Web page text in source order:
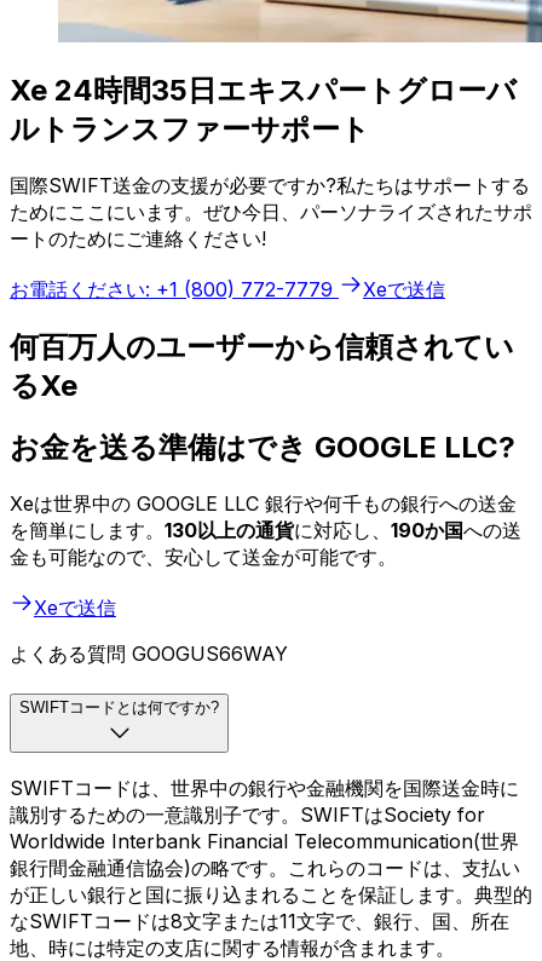
Xe 24時間35日エキスパートグローバ
ルトランスファーサポート
国際SWIFT送金の支援が必要ですか?私たちはサポートする
ためにここにいます。ぜひ今日、パーソナライズされたサポ
ートのためにご連絡ください!
お電話ください: +1 (800) 772-7779 Xeで送信
何百万人のユーザーから信頼されてい
るXe
お金を送る準備はでき GOOGLE LLC?
Xeは世界中の GOOGLE LLC 銀行や何千もの銀行への送金
を簡単にします。 130以上の通貨に対応し、 190か国への送
金も可能なので、安心して送金が可能です。
Xeで送信
よくある質問 GOOGUS66WAY
SWIFTコードとは何ですか?
SWIFTコードは、世界中の銀行や金融機関を国際送金時に
識別するための一意識別子です。SWIFTはSociety for
Worldwide Interbank Financial Telecommunication(世界
銀行間金融通信協会)の略です。これらのコードは、支払い
が正しい銀行と国に振り込まれることを保証します。典型的
なSWIFTコードは8文字または11文字で、銀行、国、所在
地、時には特定の支店に関する情報が含まれます。